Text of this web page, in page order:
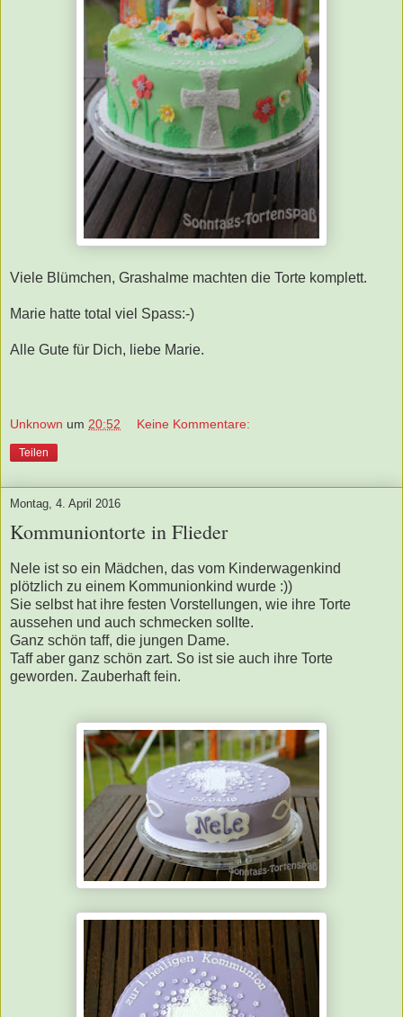
Viele Blümchen, Grashalme machten die Torte komplett.
Marie hatte total viel Spass:-)
Alle Gute für Dich, liebe Marie.
Unknown um 20:52 Keine Kommentare:
Teilen
Montag, 4. April 2016
Kommuniontorte in Flieder
Nele ist so ein Mädchen, das vom Kinderwagenkind
plötzlich zu einem Kommunionkind wurde :))
Sie selbst hat ihre festen Vorstellungen, wie ihre Torte
aussehen und auch schmecken sollte.
Ganz schön taff, die jungen Dame.
Taff aber ganz schön zart. So ist sie auch ihre Torte
geworden. Zauberhaft fein.